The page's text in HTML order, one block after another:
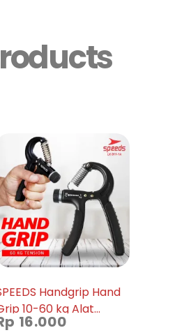
Handgrip Hand
10-60 kg Alat
fitness Otot
16.000